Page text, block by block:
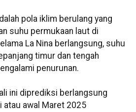
pola iklim berulang yang
suhu permukaan laut di
La Nina berlangsung, suhu
timur dan tengah
penurunan.
ini diprediksi berlangsung
atau awal Maret 2025